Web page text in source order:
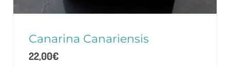
Canarina Canariensis
22,00€